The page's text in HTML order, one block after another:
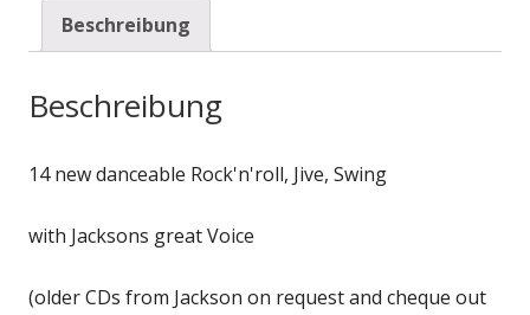
Beschreibung
Beschreibung
14 new danceable Rock'n'roll, Jive, Swing
with Jacksons great Voice
(older CDs from Jackson on request and cheque out